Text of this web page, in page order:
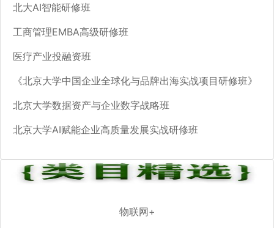
北大AI智能研修班
工商管理EMBA高级研修班
医疗产业投融资班
《北京大学中国企业全球化与品牌出海实战项目研修班》
北京大学数据资产与企业数字战略班
北京大学AI赋能企业高质量发展实战研修班
物联网+